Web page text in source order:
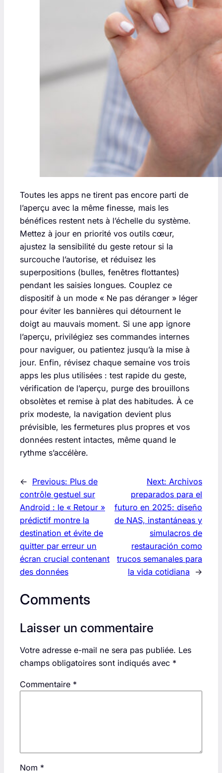
Toutes les apps ne tirent pas encore parti de
l’aperçu avec la même finesse, mais les
bénéfices restent nets à l’échelle du système.
Mettez à jour en priorité vos outils cœur,
ajustez la sensibilité du geste retour si la
surcouche l’autorise, et réduisez les
superpositions (bulles, fenêtres flottantes)
pendant les saisies longues. Couplez ce
dispositif à un mode « Ne pas déranger » léger
pour éviter les bannières qui détournent le
doigt au mauvais moment. Si une app ignore
l’aperçu, privilégiez ses commandes internes
pour naviguer, ou patientez jusqu’à la mise à
jour. Enfin, révisez chaque semaine vos trois
apps les plus utilisées : test rapide du geste,
vérification de l’aperçu, purge des brouillons
obsolètes et remise à plat des habitudes. À ce
prix modeste, la navigation devient plus
prévisible, les fermetures plus propres et vos
données restent intactes, même quand le
rythme s’accélère.
← Previous: Plus de
contrôle gestuel sur
Android : le « Retour »
prédictif montre la
destination et évite de
quitter par erreur un
écran crucial contenant
des données
Next: Archivos
preparados para el
futuro en 2025: diseño
de NAS, instantáneas y
simulacros de
restauración como
trucos semanales para
la vida cotidiana
→
Comments
Laisser un commentaire
Votre adresse e-mail ne sera pas publiée. Les
champs obligatoires sont indiqués avec *
Commentaire *
Nom *